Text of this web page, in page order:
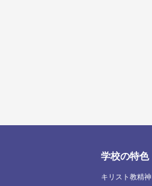
学校の特色
キリスト教精神